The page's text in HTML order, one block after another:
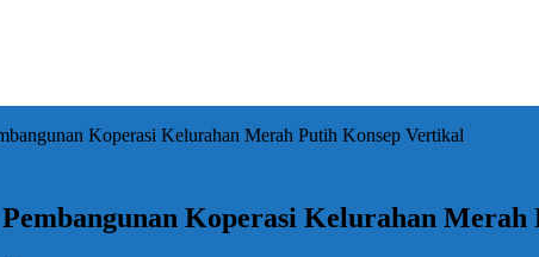
Koperasi Kelurahan Merah Putih Konsep Vertikal
Koperasi Kelurahan